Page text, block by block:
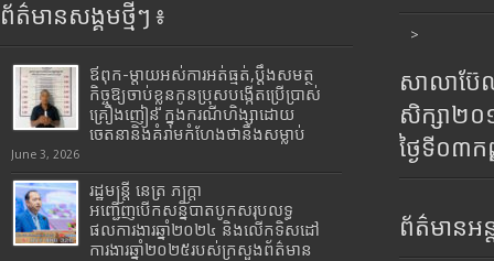
ព័ត៌មានសង្គមថ្មីៗ ៖
ឪពុក-ម្ដាយអស់ការអត់ធ្មត់,ប្ដឹងសមត្ថ
កិច្ចឱ្យចាប់ខ្លួនកូនប្រុសបង្កើតប្រើប្រាស់
គ្រឿងញៀន ក្នុងករណីហិង្សាដោយ
ចេតនានិងគំរាមកំហែងថានឹងសម្លាប់
June 3, 2026
រដ្ឋមន្រ្តី​ នេត្រ​ ភក្ត្រា​
អញ្ជើញបើកសន្និបាតបូកសរុបលទ្ធ
ផលការងារឆ្នាំ២០២៤ និងលើកទិសដៅ
ការងារឆ្នាំ២០២៥របស់​ក្រសួង​ព័ត៌មាន​
>
សាលាប៊ែ
សិក្សា២
ថ្ងៃទី០៣
ព័ត៌មានអន្